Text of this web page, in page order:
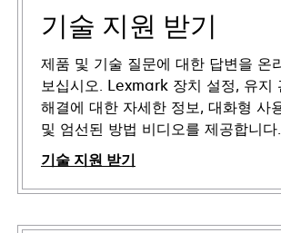
기술 지원 받기
제품 및 기술 질문에 대한 답변을 온
보십시오. Lexmark 장치 설정, 유지
해결에 대한 자세한 정보, 대화형 사
및 엄선된 방법 비디오를 제공합니다.
기술 지원 받기
새
탭